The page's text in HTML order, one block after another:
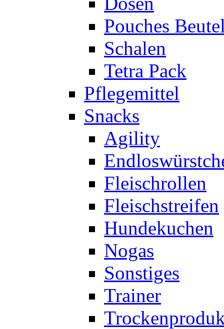
Pouches
Schalen
Tetra Pack
Pflegemittel
Snacks
Agility
Fleischrollen
Fleischstreifen
Hundekuchen
Nogas
Sonstiges
Trainer